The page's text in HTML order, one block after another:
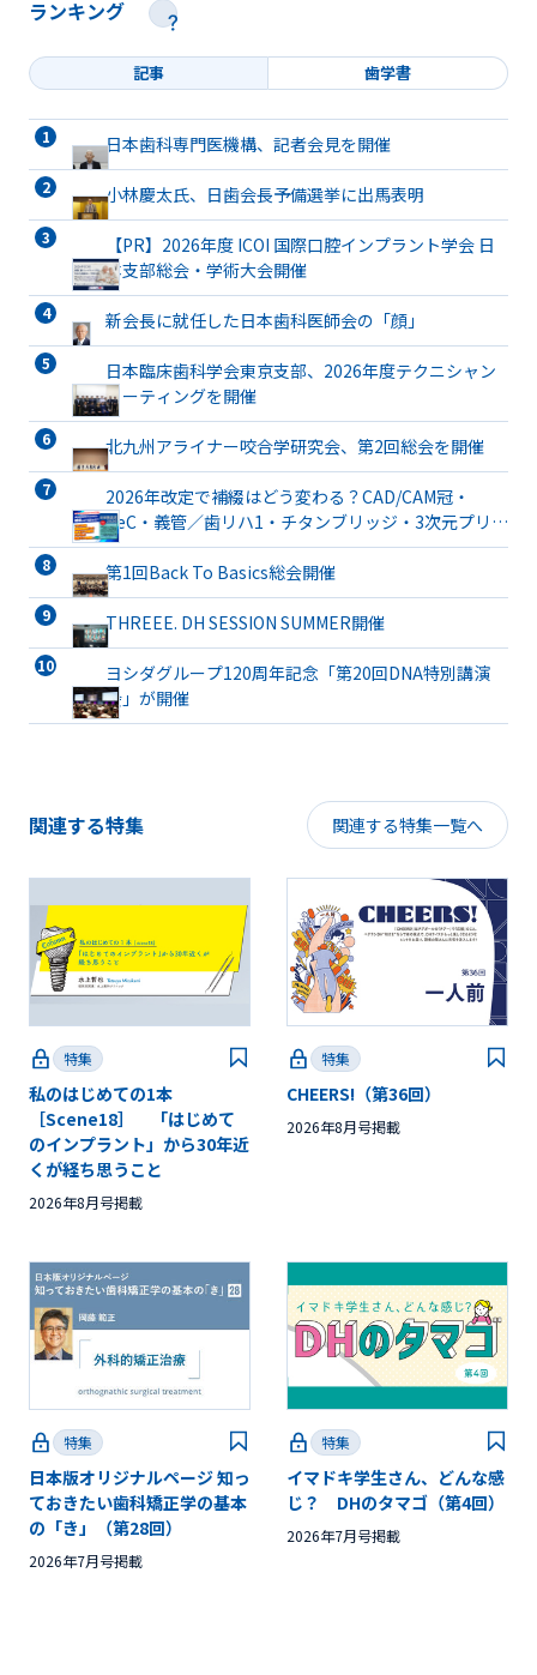
ランキング
記事 歯学書
日本歯科専門医機構、記者会見を開催
小林慶太氏、日歯会長予備選挙に出馬表明
【PR】2026年度 ICOI 国際口腔インプラント学会 日
本支部総会・学術大会開催
新会長に就任した日本歯科医師会の「顔」
日本臨床歯科学会東京支部、2026年度テクニシャン
ミーティングを開催
北九州アライナー咬合学研究会、第2回総会を開催
2026年改定で補綴はどう変わる？CAD/CAM冠・
TeC・義管／歯リハ1・チタンブリッジ・3次元プリン
ト有床義歯まで詳解
第1回Back To Basics総会開催
THREEE. DH SESSION SUMMER開催
ヨシダグループ120周年記念「第20回DNA特別講演
会」が開催
関連する特集 関連する特集一覧へ
特集
私のはじめての1本
［Scene18］ 「はじめて
のインプラント」から30年近
くが経ち思うこと
2026年8月号掲載
特集
CHEERS!（第36回）
2026年8月号掲載
特集
日本版オリジナルページ 知っ
ておきたい歯科矯正学の基本
の「き」（第28回）
2026年7月号掲載
特集
イマドキ学生さん、どんな感
じ？ DHのタマゴ（第4回）
2026年7月号掲載